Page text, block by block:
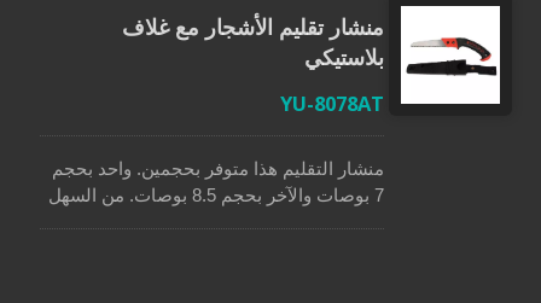
منشار تقليم الأشجار مع غلاف
بلاستيكي
YU-8078AT
منشار التقليم هذا متوفر بحجمين. واحد بحجم
7 بوصات والآخر بحجم 8.5 بوصات. من السهل